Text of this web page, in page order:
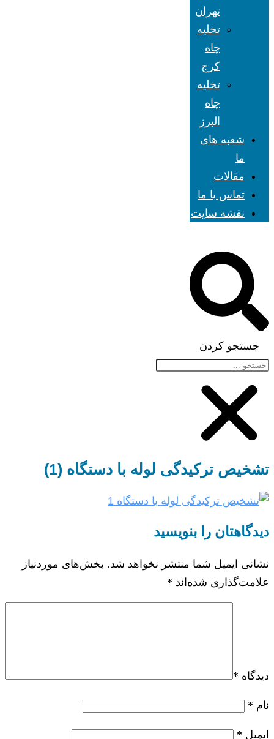
تهران
تخلیه
چاه
کرج
تخلیه
چاه
البرز
شعبه های
ما
مقالات
تماس با ما
نقشه سایت
جستجو کردن
تشخیص ترکیدگی لوله با دستگاه (1)
دیدگاهتان را بنویسید
نشانی ایمیل شما منتشر نخواهد شد. بخش‌های موردنیاز
علامت‌گذاری شده‌اند *
دیدگاه *
نام *
ایمیل *